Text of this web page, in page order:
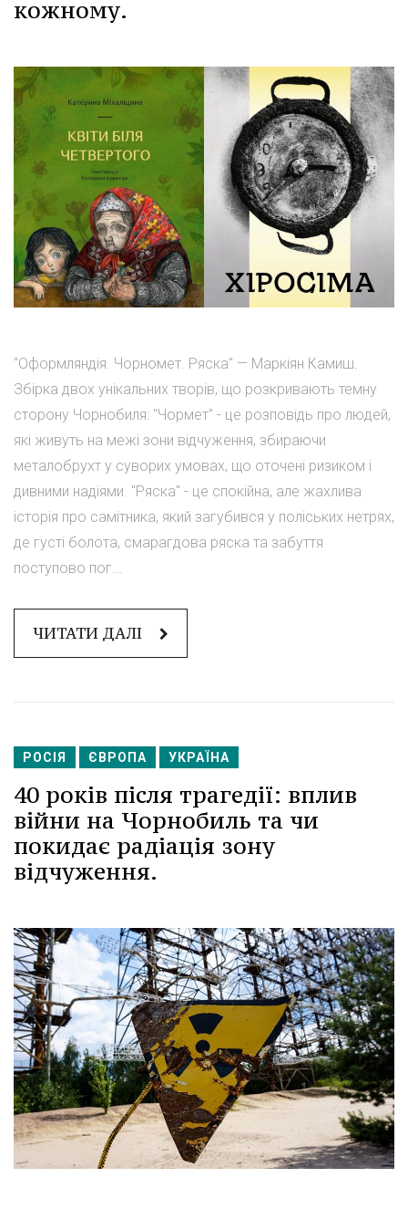
кожному.
"Оформляндія. Чорномет. Ряска" — Маркіян Камиш.
Збірка двох унікальних творів, що розкривають темну
сторону Чорнобиля: "Чормет" - це розповідь про людей,
які живуть на межі зони відчуження, збираючи
металобрухт у суворих умовах, що оточені ризиком і
дивними надіями. "Ряска" - це спокійна, але жахлива
історія про самітника, який загубився у поліських нетрях,
де густі болота, смарагдова ряска та забуття
поступово пог...
ЧИТАТИ ДАЛІ
РОСІЯ ЄВРОПА УКРАЇНА
40 років після трагедії: вплив
війни на Чорнобиль та чи
покидає радіація зону
відчуження.